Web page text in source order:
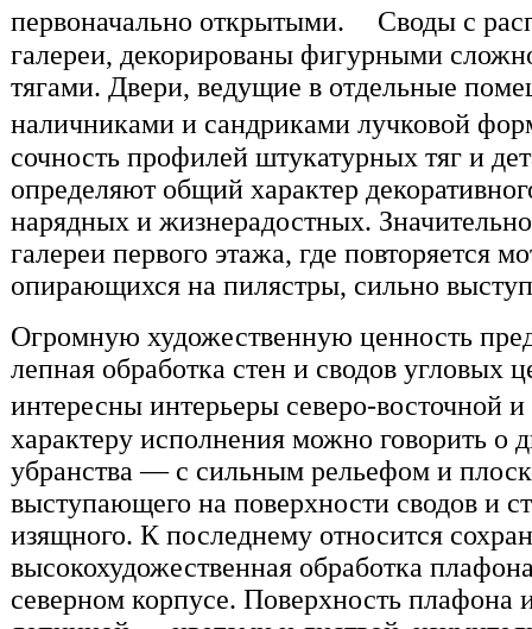
первоначально открытыми. Своды с
галереи, декорированы фигурными
тягами. Двери, ведущие в отдельные
наличниками и сандриками лучковой
сочность профилей штукатурных тяг и
определяют общий характер
нарядных и жизнерадостных.
галереи первого этажа, где повторяется
опирающихся на пилястры, сильно
Огромную художественную ценность
лепная обработка стен и сводов угловых
интересны интерьеры северо-
характеру исполнения можно говорить о
убранства — с сильным рельефом и
выступающего на поверхности сводов и
изящного. К последнему относится
высокохудожественная обработка
северном корпусе. Поверхность плафона